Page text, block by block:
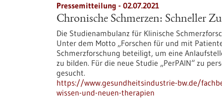
Pressemitteilung - 02.07.2021
Chronische Schmerzen: Schneller
Die Studienambulanz für Klinische
Unter dem Motto „Forschen für und mit
Schmerzforschung beteiligt, um eine
zu bilden. Für die neue Studie „PerPAIN“ zu
gesucht.
https://www.gesundheitsindustrie-bw.de/
wissen-und-neuen-therapien